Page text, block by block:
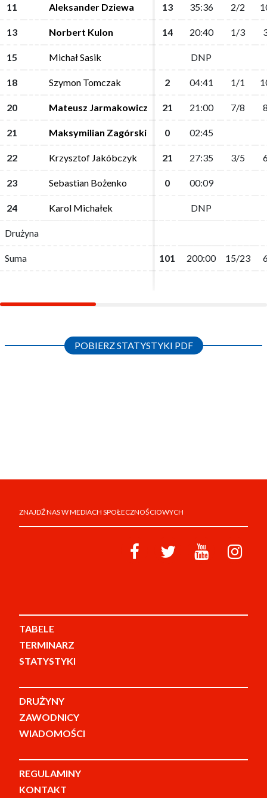
11 Aleksander Dziewa 13 35:36 2/2
13 Norbert Kulon 14 20:40 1/3
15 Michał Sasik DNP
18 Szymon Tomczak 2 04:41 1/1
20 Mateusz Jarmakowicz 21 21:00 7/8
21 Maksymilian Zagórski 0 02:45
22 Krzysztof Jakóbczyk 21 27:35 3/5
23 Sebastian Bożenko 0 00:09
24 Karol Michałek DNP
Drużyna
Suma 101 200:00 15/23
11 Aleksander Dziewa 13 35:36 2/2
13 Norbert Kulon 14 20:40 1/3
15 Michał Sasik DNP
18 Szymon Tomczak 2 04:41 1/1
20 Mateusz Jarmakowicz 21 21:00 7/8
21 Maksymilian Zagórski 0 02:45
22 Krzysztof Jakóbczyk 21 27:35 3/5
23 Sebastian Bożenko 0 00:09
24 Karol Michałek DNP
Drużyna
Suma 101 200:00 15/23
POBIERZ STATYSTYKI PDF
ZNAJDŹ NAS W MEDIACH SPOŁECZNOŚCIOWYCH
TABELE
TERMINARZ
STATYSTYKI
DRUŻYNY
ZAWODNICY
WIADOMOŚCI
REGULAMINY
KONTAKT